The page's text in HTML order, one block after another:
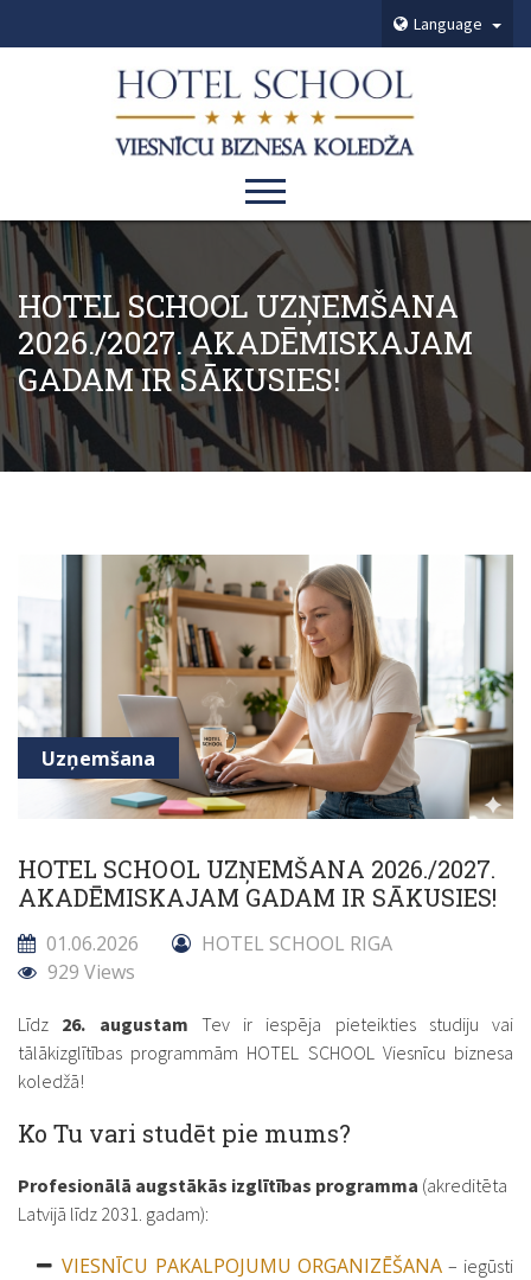
Language
HOTEL SCHOOL UZŅEMŠANA
2026./2027. AKADĒMISKAJAM
GADAM IR SĀKUSIES!
Uzņemšana
HOTEL SCHOOL UZŅEMŠANA 2026./2027.
AKADĒMISKAJAM GADAM IR SĀKUSIES!
01.06.2026
HOTEL SCHOOL RIGA
929 Views
Līdz 26. augustam Tev ir iespēja pieteikties studiju vai
tālākizglītības programmām HOTEL SCHOOL Viesnīcu biznesa
koledžā!
Ko Tu vari studēt pie mums?
Profesionālā augstākās izglītības programma (akreditēta
Latvijā līdz 2031. gadam):
VIESNĪCU PAKALPOJUMU ORGANIZĒŠANA – iegūsti